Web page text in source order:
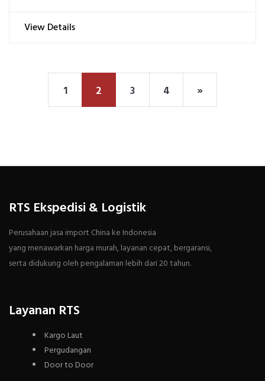
View Details
1 2 3 4 »
RTS Ekspedisi & Logistik
Perusahaan jasa import China ke Indonesia
yang menawarkan harga murah, layanan cepat, bergaransi,
serta didukung oleh pengalaman lebih dari 20 tahun.
Layanan RTS
Kargo Laut
Pergudangan
Door to Door